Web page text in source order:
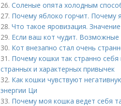
26. Соленые опята холодным
27. Почему яблоко горчит. Почему
28. Что такое яровизация.
29. Если ваш кот чудит. Возможные
30. Кот внезапно стал очень
31. Почему кошки так странно
странных и характерных привычек
32. Как кошки чувствуют
энергии Ци
33. Почему моя кошка ведет себя